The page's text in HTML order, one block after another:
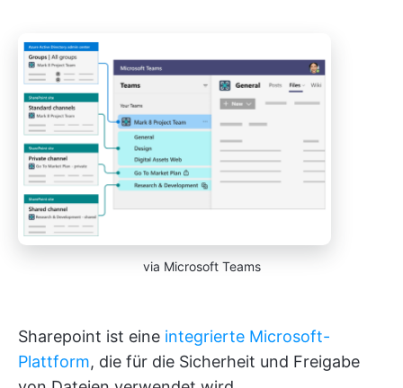
via Microsoft Teams
Sharepoint ist eine integrierte Microsoft-
Plattform, die für die Sicherheit und Freigabe